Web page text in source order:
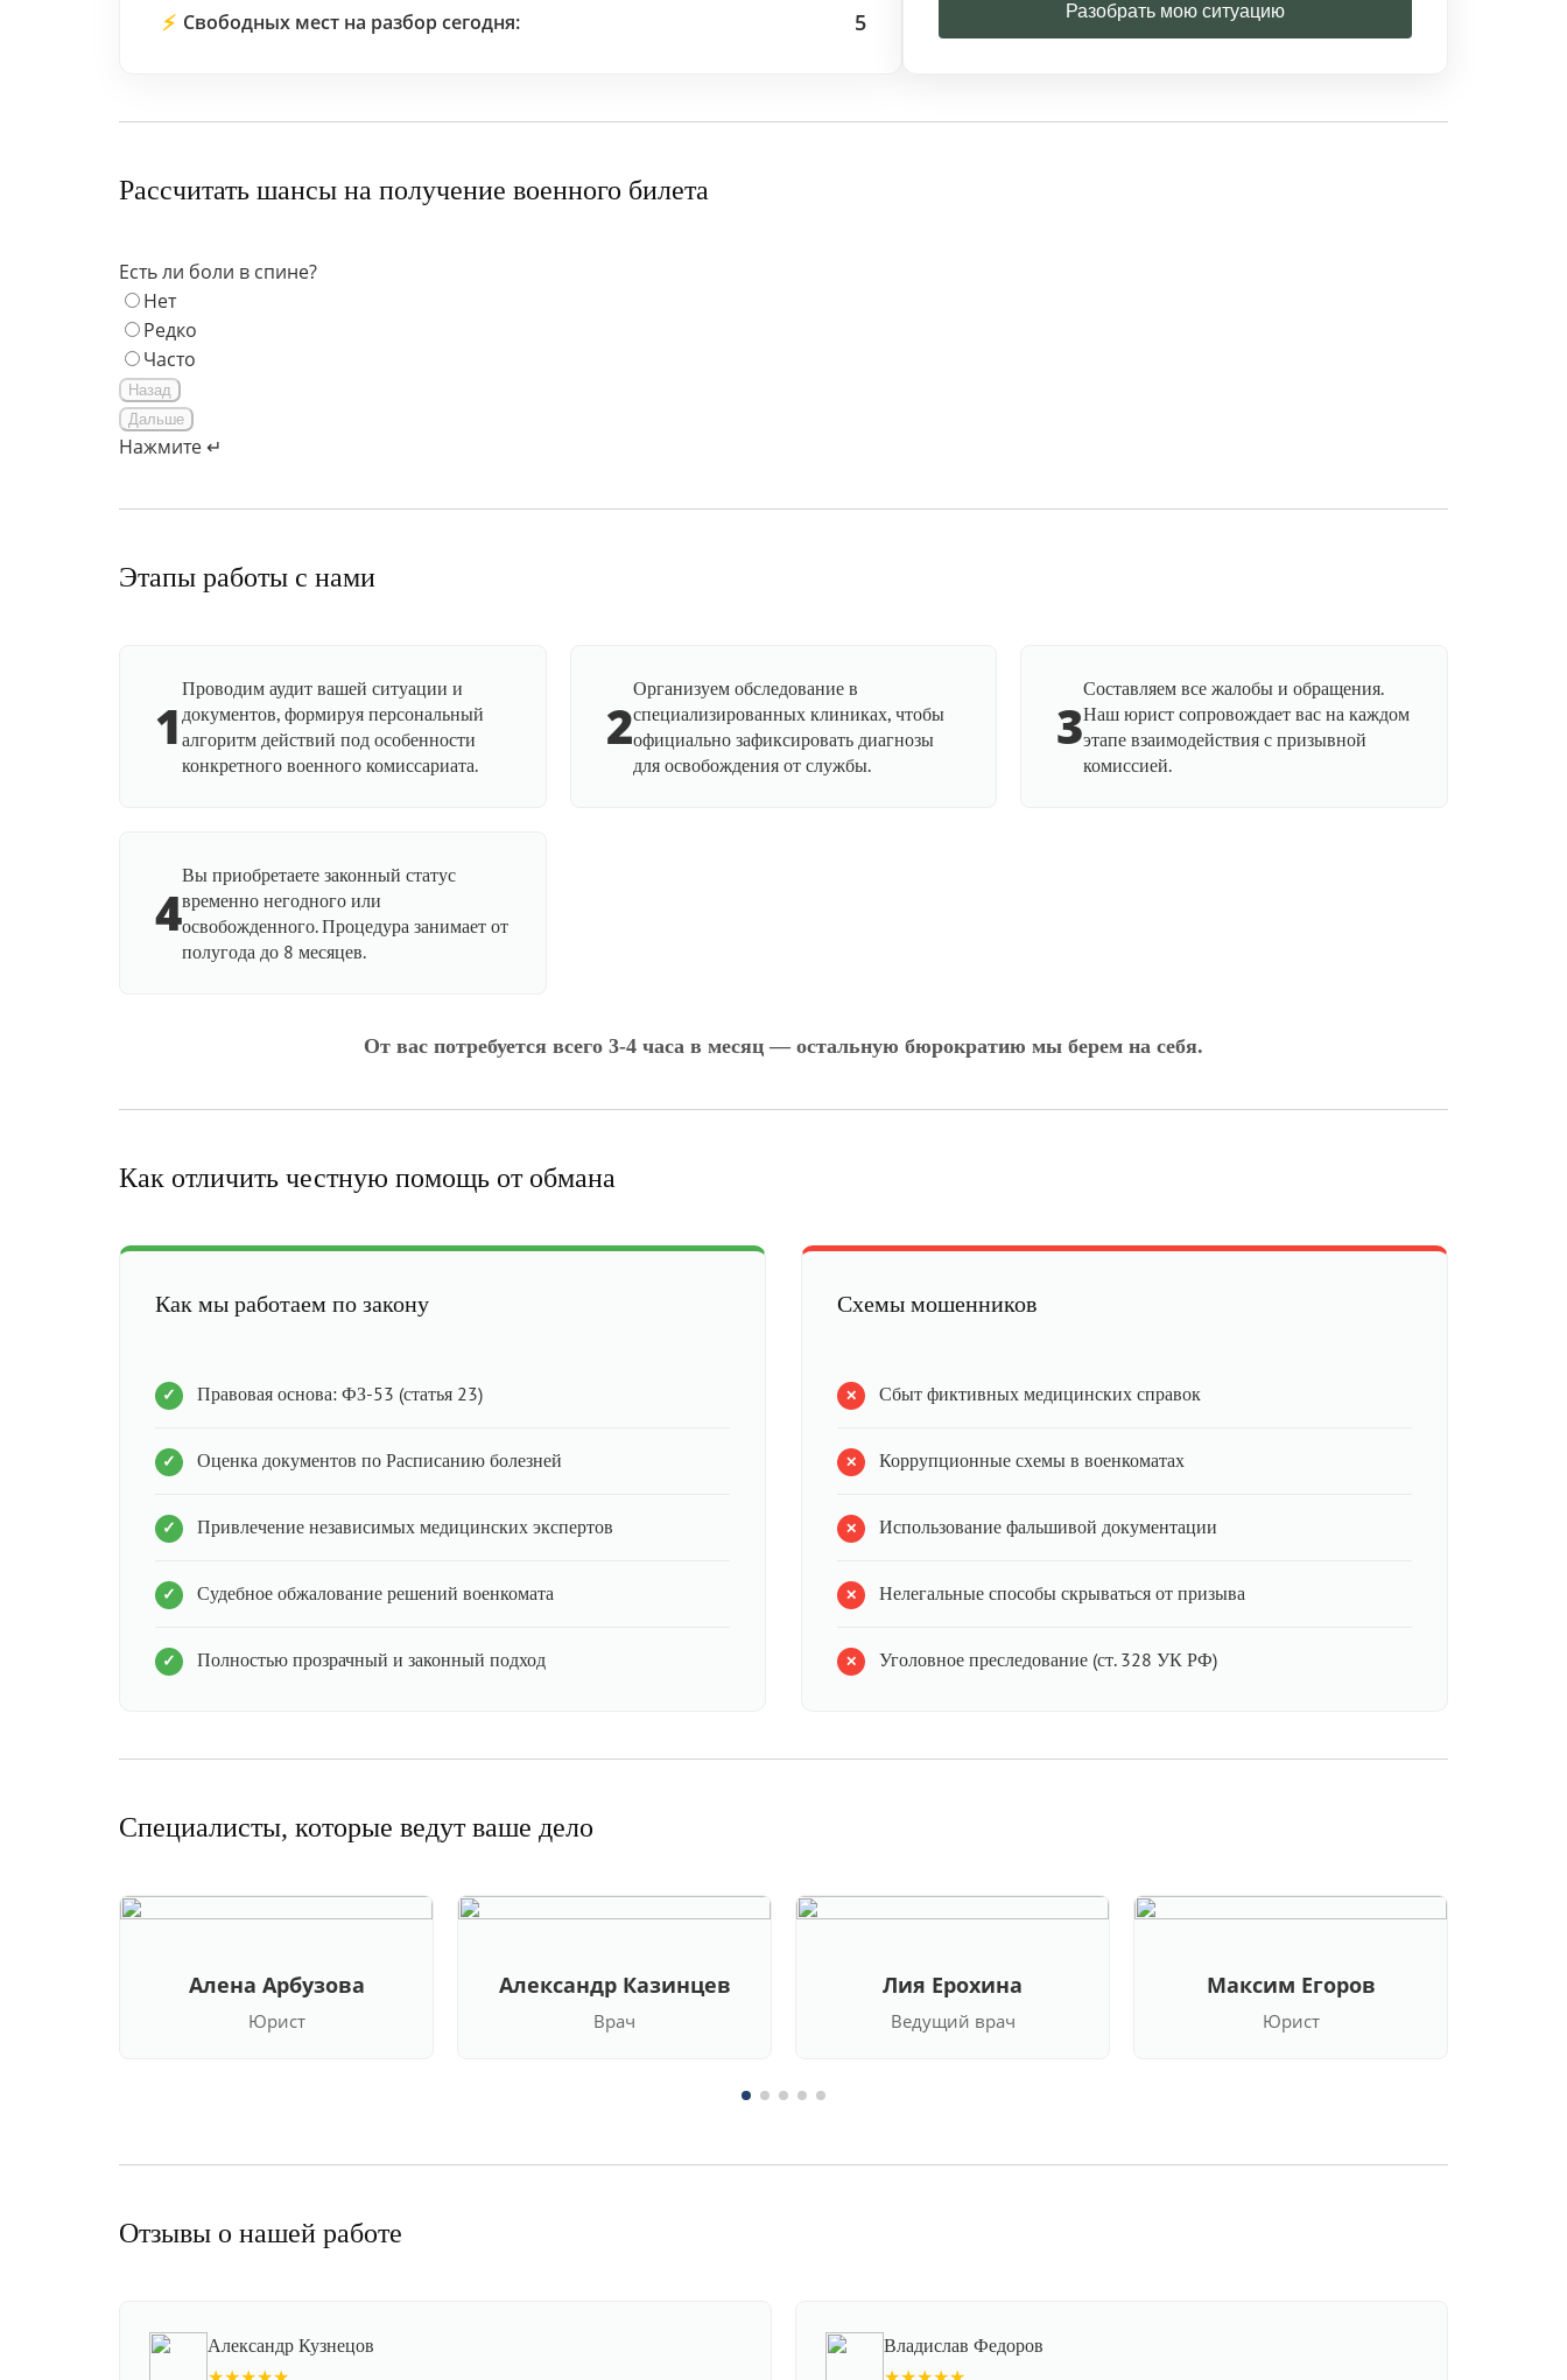
⚡ Свободных мест на разбор сегодня: 5 Разобрать мою ситуацию
Рассчитать шансы на получение военного билета
Есть ли боли в спине?
Нет
Редко
Часто
Назад
Дальше
Нажмите ↵
Этапы работы с нами
1
Проводим аудит вашей ситуации и
документов, формируя персональный
алгоритм действий под особенности
конкретного военного комиссариата.
2
Организуем обследование в
специализированных клиниках, чтобы
официально зафиксировать диагнозы
для освобождения от службы.
3
Составляем все жалобы и обращения.
Наш юрист сопровождает вас на каждом
этапе взаимодействия с призывной
комиссией.
4
Вы приобретаете законный статус
временно негодного или
освобожденного. Процедура занимает от
полугода до 8 месяцев.
От вас потребуется всего 3-4 часа в месяц — остальную бюрократию мы берем на себя.
Как отличить честную помощь от обмана
Как мы работаем по закону
Правовая основа: ФЗ-53 (статья 23)
Оценка документов по Расписанию болезней
Привлечение независимых медицинских экспертов
Судебное обжалование решений военкомата
Полностью прозрачный и законный подход
Схемы мошенников
Сбыт фиктивных медицинских справок
Коррупционные схемы в военкоматах
Использование фальшивой документации
Нелегальные способы скрываться от призыва
Уголовное преследование (ст. 328 УК РФ)
Специалисты, которые ведут ваше дело
Алена Арбузова
Юрист
Александр Казинцев
Врач
Лия Ерохина
Ведущий врач
Максим Егоров
Юрист
Отзывы о нашей работе
Александр Кузнецов Владислав Федоров